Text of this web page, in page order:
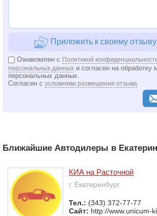
Приложить к своему отзыву
Ознакомлен с Политикой
персональных данных и согласен на обработку
персональных данных.
Согласен с условиями размещения отзыва
Ближайшие Автодилеры в
КИА на Расточной
г. Екатеринбург
Тел.: (343) 372-77-77
Сайт: http://www.unicum-